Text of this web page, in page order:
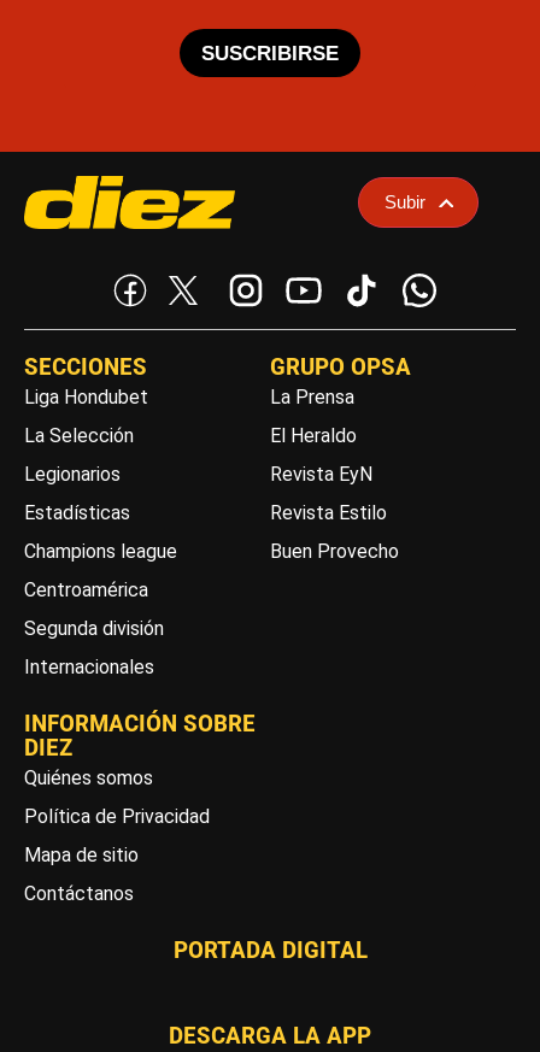
SUSCRIBIRSE
Subir
SECCIONES
Liga Hondubet
La Selección
Legionarios
Estadísticas
Champions league
Centroamérica
Segunda división
Internacionales
GRUPO OPSA
La Prensa
El Heraldo
Revista EyN
Revista Estilo
Buen Provecho
INFORMACIÓN SOBRE
DIEZ
Quiénes somos
Política de Privacidad
Mapa de sitio
Contáctanos
PORTADA DIGITAL
DESCARGA LA APP